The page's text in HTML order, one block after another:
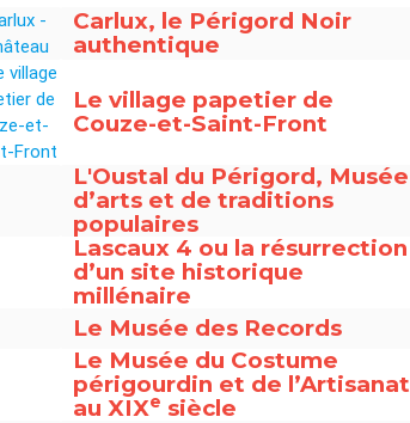
Carlux, le Périgord Noir
authentique
Le village papetier de
Couze-et-Saint-Front
L'Oustal du Périgord, Musée
d’arts et de traditions
populaires
Lascaux 4 ou la résurrection
d’un site historique
millénaire
Le Musée des Records
Le Musée du Costume
périgourdin et de l’Artisanat
au XIXe siècle